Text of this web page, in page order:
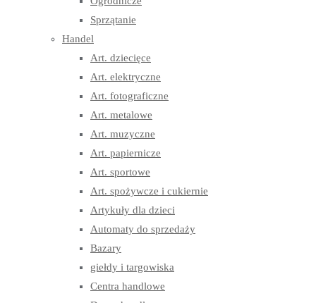
Sprzątanie
Handel
Art. dziecięce
Art. elektryczne
Art. fotograficzne
Art. metalowe
Art. muzyczne
Art. papiernicze
Art. sportowe
Art. spożywcze i cukiernie
Artykuły dla dzieci
Automaty do sprzedaży
Bazary
giełdy i targowiska
Centra handlowe